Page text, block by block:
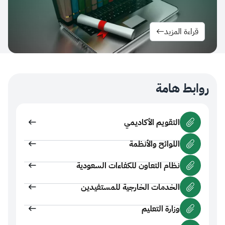
المزيد
هامة
التقويم الأكاديمي
اللوائح والأنظمة
نظام التعاون للكفاءات السعودية
الخدمات الخارجية للمستفيدين
وزارة التعليم